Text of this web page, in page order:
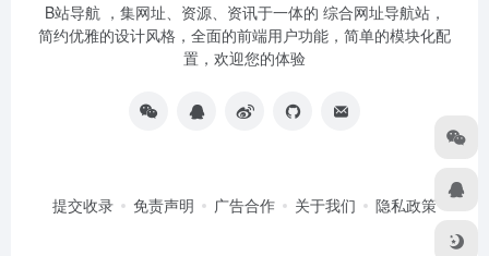
B站导航 ，集网址、资源、资讯于一体的 综合网址导航站，
简约优雅的设计风格，全面的前端用户功能，简单的模块化配
置，欢迎您的体验
提交收录 免责声明 广告合作 关于我们 隐私政策